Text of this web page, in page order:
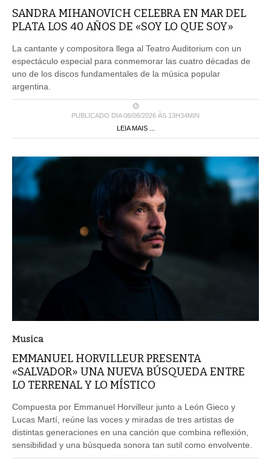
SANDRA MIHANOVICH CELEBRA EN MAR DEL
PLATA LOS 40 AÑOS DE «SOY LO QUE SOY»
La cantante y compositora llega al Teatro Auditorium con un
espectáculo especial para conmemorar las cuatro décadas de
uno de los discos fundamentales de la música popular
argentina.
PUBLICADO DIA 08/08/2026 ÀS 13H34MIN
LEIA MAIS ...
Musica
EMMANUEL HORVILLEUR PRESENTA
«SALVADOR» UNA NUEVA BÚSQUEDA ENTRE
LO TERRENAL Y LO MÍSTICO
Compuesta por Emmanuel Horvilleur junto a León Gieco y
Lucas Martí, reúne las voces y miradas de tres artistas de
distintas generaciones en una canción que combina reflexión,
sensibilidad y una búsqueda sonora tan sutil como envolvente.